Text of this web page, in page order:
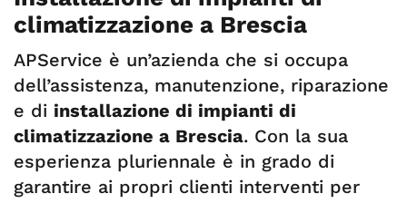
climatizzazione a Brescia
APService è un’azienda che si occupa
dell’assistenza, manutenzione, riparazione
e di installazione di impianti di
climatizzazione a Brescia. Con la sua
esperienza pluriennale è in grado di
garantire ai propri clienti interventi per